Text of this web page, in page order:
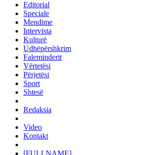
Editorial
Speciale
Mendime
Intervista
Kulturë
Udhëpërshkrim
Faleminderit
Vërtetësi
Përjetësi
Sport
Shtesë
Redaksia
Video
Kontakt
[FULLNAME]